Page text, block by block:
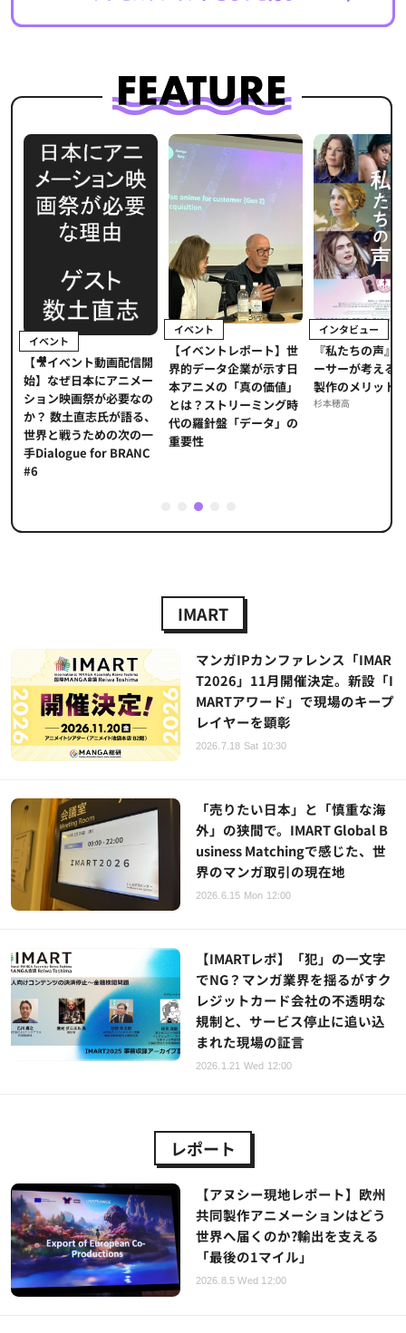
イベント
【🎥イベント動画配信開
始】なぜ日本にアニメー
ション映画祭が必要なの
か？ 数土直志氏が語る、
世界と戦うための次の一
手Dialogue for BRANC
#6
イベント
【イベントレポート】世
界的データ企業が示す日
本アニメの「真の価値」
とは？ストリーミング時
代の羅針盤「データ」の
重要性
インタビュー
『私たちの声』
ーサーが考える
製作のメリット
杉本穂高
3
IMART
マンガIPカンファレンス「IMAR
T2026」11月開催決定。新設「I
MARTアワード」で現場のキープ
レイヤーを顕彰
2026.7.18 Sat 10:30
「売りたい日本」と「慎重な海
外」の狭間で。IMART Global B
usiness Matchingで感じた、世
界のマンガ取引の現在地
2026.6.15 Mon 12:00
【IMARTレポ】「犯」の一文字
でNG？マンガ業界を揺るがすク
レジットカード会社の不透明な
規制と、サービス停止に追い込
まれた現場の証言
2026.1.21 Wed 12:00
レポート
【アヌシー現地レポート】欧州
共同製作アニメーションはどう
世界へ届くのか?輸出を支える
「最後の1マイル」
2026.8.5 Wed 12:00